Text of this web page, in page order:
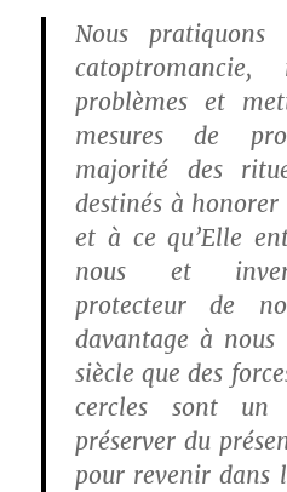
Nous
problèmes et
mesures de
majorité des
destinés à honorer
et à ce qu’Elle
nous et
protecteur de
davantage à
siècle que des
cercles sont un
préserver du
pour revenir dans